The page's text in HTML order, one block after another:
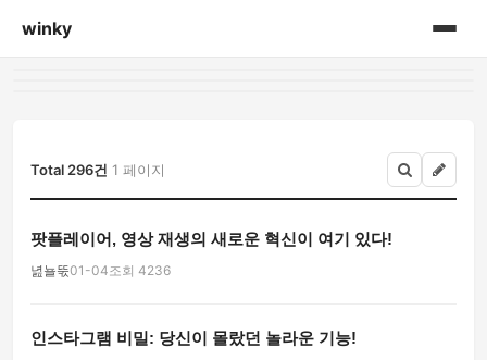
winky
Total 296건 1 페이지
팟플레이어, 영상 재생의 새로운 혁신이 여기 있다!
녎뇰뚟01-04조회 4236
인스타그램 비밀: 당신이 몰랐던 놀라운 기능!